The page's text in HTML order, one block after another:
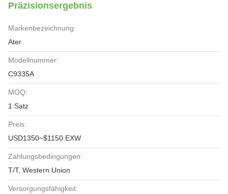
Präzisionsergebnis
Markenbezeichnung:
Ater
Modellnummer:
C9335A
MOQ:
1 Satz
Preis:
USD1350~$1150 EXW
Zahlungsbedingungen:
T/T, Western Union
Versorgungsfähigkeit: